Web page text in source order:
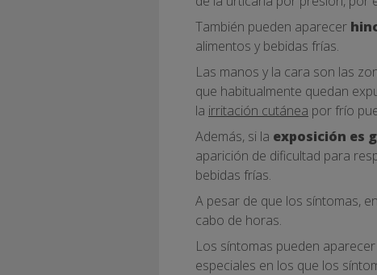
También pueden aparecer
alimentos y bebidas frías.
Las manos y la cara son las
que habitualmente quedan
la irritación cutánea por frío
Además, si la exposición es
aparición de dificultad para
bebidas frías.
A pesar de que los síntomas,
cabo de horas.
Los síntomas pueden
especiales en los que los